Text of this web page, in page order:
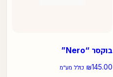
בוקסר “Nero”
₪145.00 כולל מע״מ